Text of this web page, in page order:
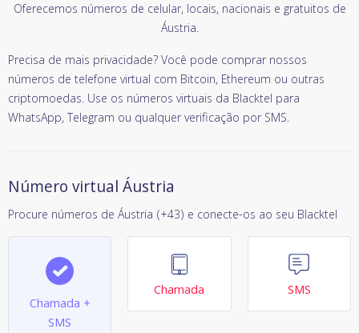
Oferecemos números de celular, locais, nacionais e gratuitos de
Áustria.
Precisa de mais privacidade? Você pode comprar nossos
números de telefone virtual com Bitcoin, Ethereum ou outras
criptomoedas. Use os números virtuais da Blacktel para
WhatsApp, Telegram ou qualquer verificação por SMS.
Número virtual Áustria
Procure números de Áustria (+43) e conecte-os ao seu Blacktel
Chamada +
SMS
Chamada SMS